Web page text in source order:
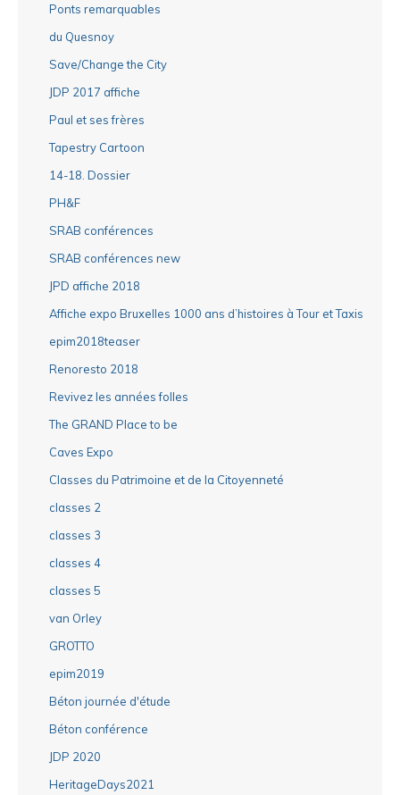
Ponts remarquables
du Quesnoy
Save/Change the City
JDP 2017 affiche
Paul et ses frères
Tapestry Cartoon
14-18. Dossier
PH&F
SRAB conférences
SRAB conférences new
JPD affiche 2018
Affiche expo Bruxelles 1000 ans d’histoires à Tour et Taxis
epim2018teaser
Renoresto 2018
Revivez les années folles
The GRAND Place to be
Caves Expo
Classes du Patrimoine et de la Citoyenneté
classes 2
classes 3
classes 4
classes 5
van Orley
GROTTO
epim2019
Béton journée d'étude
Béton conférence
JDP 2020
HeritageDays2021